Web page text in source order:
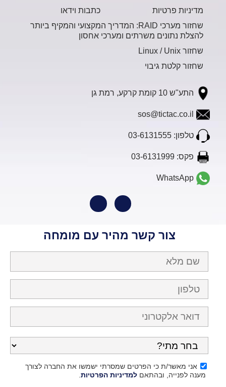
מדיניות פרטיות
כתבות וידאו
שחזור מערכי RAID: המדריך המקצועי והמקיף ביותר
להצלת נתונים משרתים ומערכי אחסון
שחזור Linux / Unix
שחזור קלטת גיבוי
התע"ש 10 קומת קרקע, רמת גן
sos@tictac.co.il
טלפון: 03-6131555
פקס: 03-6131999
WhatsApp
צור קשר מהיר עם מומחה
אני מאשר/ת כי הפרטים שמסרתי ישמשו את החברה לצורך
מענה לפנייה, ובהתאם למדיניות הפרטיות.